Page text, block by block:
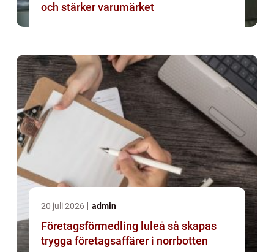
och stärker varumärket
20 juli 2026 admin
Företagsförmedling luleå så skapas
trygga företagsaffärer i norrbotten